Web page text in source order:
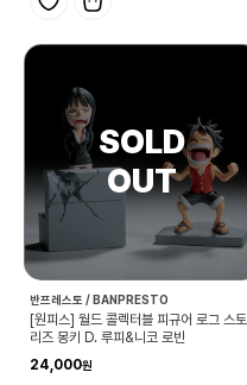
반프레스토 / BANPRESTO
[원피스] 월드 콜렉터블 피규어 로그 스토
리즈 몽키 D. 루피&니코 로빈
24,000